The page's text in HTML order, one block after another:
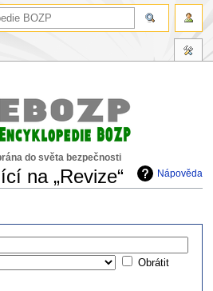
do světa bezpečnosti
Nápověda
na „Revize“
Obrátit